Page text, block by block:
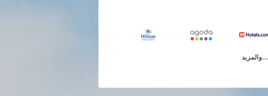
...والمزيد